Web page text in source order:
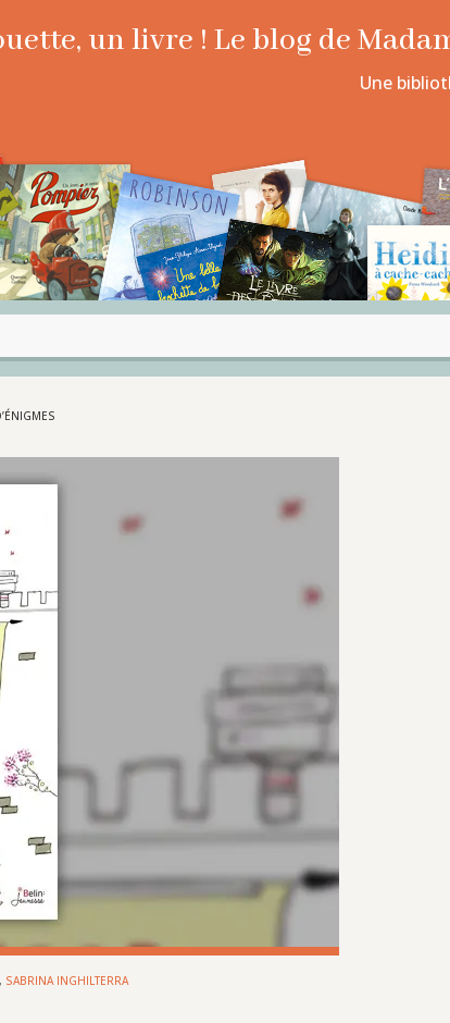
un livre ! Le blog de
Une
, SABRINA INGHILTERRA